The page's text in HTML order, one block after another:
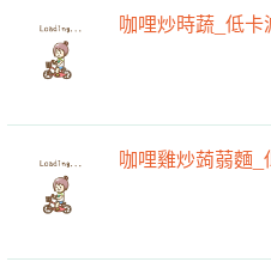
咖哩炒時蔬_低卡
咖哩雞炒蒟蒻麵